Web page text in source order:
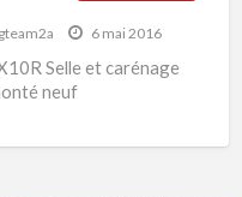
6 mai 2016
Selle et carénage
neuf